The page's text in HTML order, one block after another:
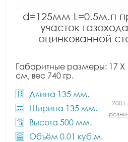
d=125мм L=0.5м.п
участок
оцинкованной
Габаритные размеры: 17 X
см, вес 740 гр.
Длина 135 мм.
Ширина 135 мм.
Высота 500 мм.
Объём 0.01 куб.м.
200+